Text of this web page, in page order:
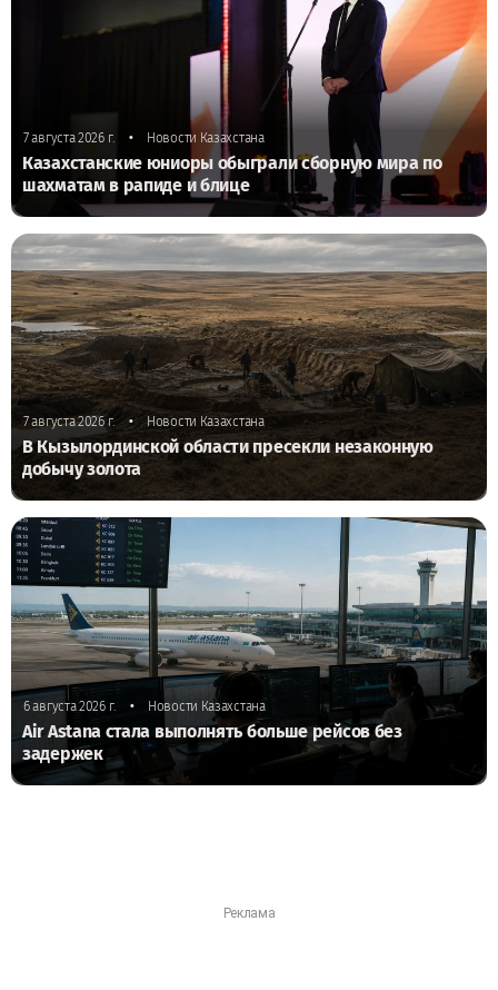
7 августа 2026 г. • Новости Казахстана
Казахстанские юниоры обыграли сборную мира по
шахматам в рапиде и блице
7 августа 2026 г. • Новости Казахстана
В Кызылординской области пресекли незаконную
добычу золота
6 августа 2026 г. • Новости Казахстана
Air Astana стала выполнять больше рейсов без
задержек